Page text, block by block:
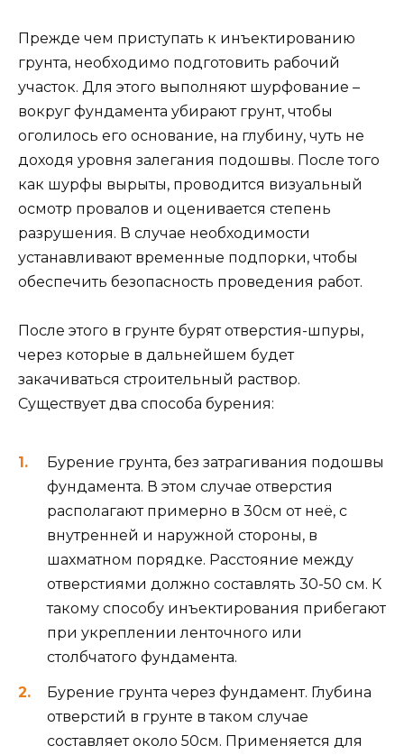
Прежде чем приступать к инъектированию
грунта, необходимо подготовить рабочий
участок. Для этого выполняют шурфование –
вокруг фундамента убирают грунт, чтобы
оголилось его основание, на глубину, чуть не
доходя уровня залегания подошвы. После того
как шурфы вырыты, проводится визуальный
осмотр провалов и оценивается степень
разрушения. В случае необходимости
устанавливают временные подпорки, чтобы
обеспечить безопасность проведения работ.
После этого в грунте бурят отверстия-шпуры,
через которые в дальнейшем будет
закачиваться строительный раствор.
Существует два способа бурения:
Бурение грунта, без затрагивания подошвы
фундамента. В этом случае отверстия
располагают примерно в 30см от неё, с
внутренней и наружной стороны, в
шахматном порядке. Расстояние между
отверстиями должно составлять 30-50 см. К
такому способу инъектирования прибегают
при укреплении ленточного или
столбчатого фундамента.
Бурение грунта через фундамент. Глубина
отверстий в грунте в таком случае
составляет около 50см. Применяется для